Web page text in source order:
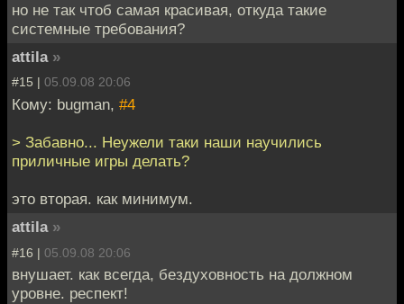
но не так чтоб самая красивая, откуда такие
системные требования?
attila »
#15 | 05.09.08 20:06
Кому: bugman, #4
> Забавно... Неужели таки наши научились
приличные игры делать?
это вторая. как минимум.
attila »
#16 | 05.09.08 20:06
внушает. как всегда, бездуховность на должном
уровне. респект!